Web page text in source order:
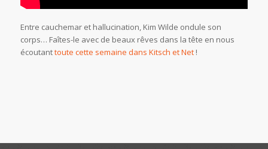
Entre cauchemar et hallucination, Kim Wilde ondule son
corps… Faîtes-le avec de beaux rêves dans la tête en nous
écoutanttoute cette semaine dans Kitsch et Net !